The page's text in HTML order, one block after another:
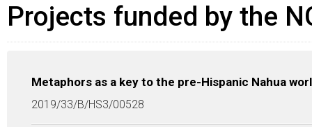
Projects funded by the
Metaphors as a key to the pre-Hispanic Nahua
2019/33/B/HS3/00528